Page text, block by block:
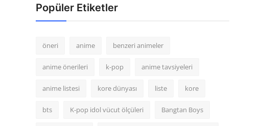
Popüler Etiketler
öneri anime benzeri animeler
anime önerileri k-pop anime tavsiyeleri
anime listesi kore dünyası liste kore
bts K-pop idol vücut ölçüleri Bangtan Boys